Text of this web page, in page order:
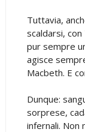
Tuttavia,
scaldarsi,
pur sempre
agisce
Macbeth. E
Dunque:
sorprese,
infernali. Non